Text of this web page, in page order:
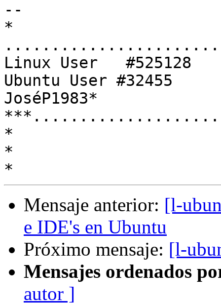
--
*
Linux User   #525128
Ubuntu User #32455
JoséP1983*
*
*
Mensaje anterior: [l-
e IDE's en Ubuntu
Próximo mensaje: [l-
Mensajes ordenados
autor ]